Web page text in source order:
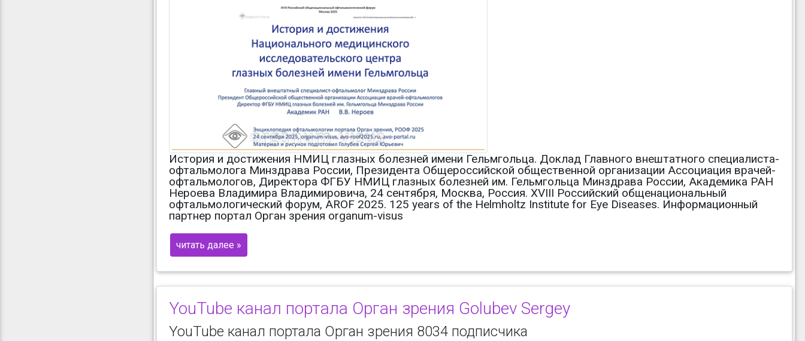
История и достижения НМИЦ глазных болезней имени Гельмгольца. Доклад Главного внештатного специалиста-
офтальмолога Минздрава России, Президента Общероссийской общественной организации Ассоциация врачей-
офтальмологов, Директора ФГБУ НМИЦ глазных болезней им. Гельмгольца Минздрава России, Академика РАН
Нероева Владимира Владимировича, 24 сентября, Москва, Россия. XVIII Российский общенациональный
офтальмологический форум, AROF 2025. 125 years of the Helmholtz Institute for Eye Diseases. Информационный
партнер портал Орган зрения organum-visus
читать далее »
YouTube канал портала Орган зрения Golubev Sergey
YouTube канал портала Орган зрения 8034 подписчика